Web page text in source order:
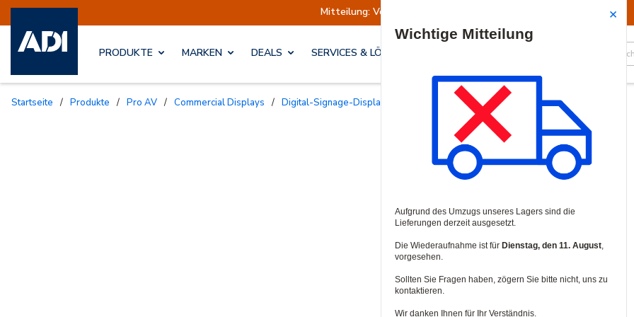
Mitteilung: Versand ausgesetzt
PRODUKTE MARKEN DEALS SERVICES & LÖSUNGEN
Startseite / Produkte / Pro AV / Commercial Displays / Digital-Signage-Displays